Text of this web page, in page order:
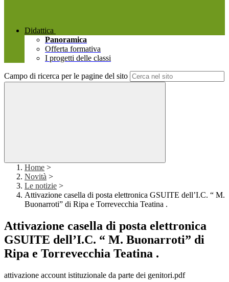
Didattica
Panoramica
Offerta formativa
I progetti delle classi
Campo di ricerca per le pagine del sito
Home >
Novità >
Le notizie >
Attivazione casella di posta elettronica GSUITE dell’I.C. “ M.
Buonarroti” di Ripa e Torrevecchia Teatina .
Attivazione casella di posta elettronica
GSUITE dell’I.C. “ M. Buonarroti” di
Ripa e Torrevecchia Teatina .
attivazione account istituzionale da parte dei genitori.pdf